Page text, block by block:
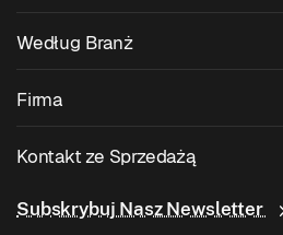
Oprogramowanie Kioskowe
Przynieś Własne Urządzenie (BYOD)
Zarządzanie iOS
Zarządzanie Linuksem
Dostęp Warunkowy
Zdalne Sterowanie
Według Branż
Handel Detaliczny
Firma
Kontakt ze Sprzedażą
sales[at]scalefusion.com
Subskrybuj Nasz Newsletter